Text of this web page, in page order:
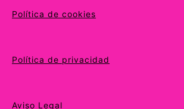
Política de cookies
Política de privacidad
Aviso Legal